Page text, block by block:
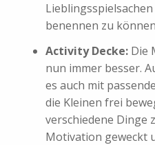
benennen zu
Activity Decke: Die
nun immer besser.
es auch mit
die Kleinen frei
verschiedene Dinge
Motivation geweckt